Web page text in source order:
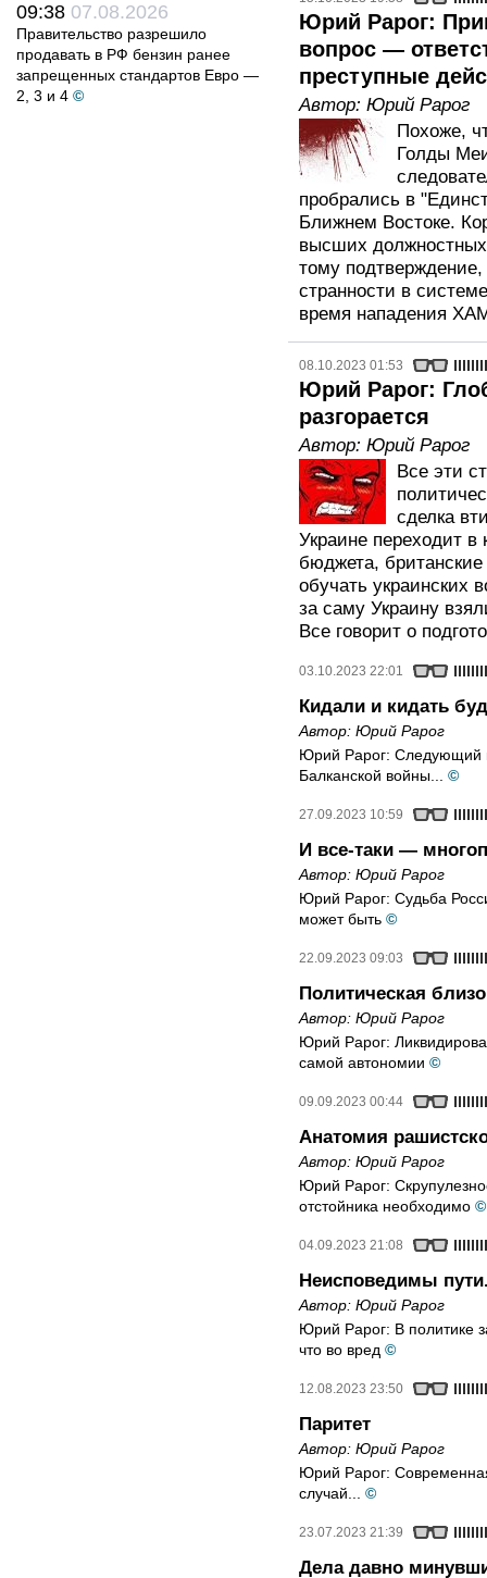
09:38 07.08.2026
Правительство разрешило
продавать в РФ бензин ранее
запрещенных стандартов Евро —
2, 3 и 4 ©
Юрий Рарог:
вопрос —
преступные
Автор: Юрий Рарог
Похоже,
Голды
пробрались в
Ближнем Востоке.
высших
тому
странности в
время нападения
08.10.2023 01:53
Юрий Рарог:
разгорается
Автор: Юрий Рарог
Все эти
сделка
Украине переходит в
бюджета, британские
обучать украинских
за саму Украину
Все говорит о
03.10.2023 22:01
Кидали и кидать
Автор: Юрий Рарог
Юрий Рарог: Следующий
Балканской войны...
©
27.09.2023 10:59
И все-таки —
Автор: Юрий Рарог
Юрий Рарог: Судьба
может быть ©
22.09.2023 09:03
Политическая
Автор: Юрий Рарог
Юрий Рарог:
самой автономии ©
09.09.2023 00:44
Анатомия
Автор: Юрий Рарог
Юрий Рарог:
отстойника необходимо ©
04.09.2023 21:08
Неисповедимы
Автор: Юрий Рарог
Юрий Рарог: В политике
что во вред ©
12.08.2023 23:50
Паритет
Автор: Юрий Рарог
Юрий Рарог:
случай...
©
23.07.2023 21:39
Дела давно